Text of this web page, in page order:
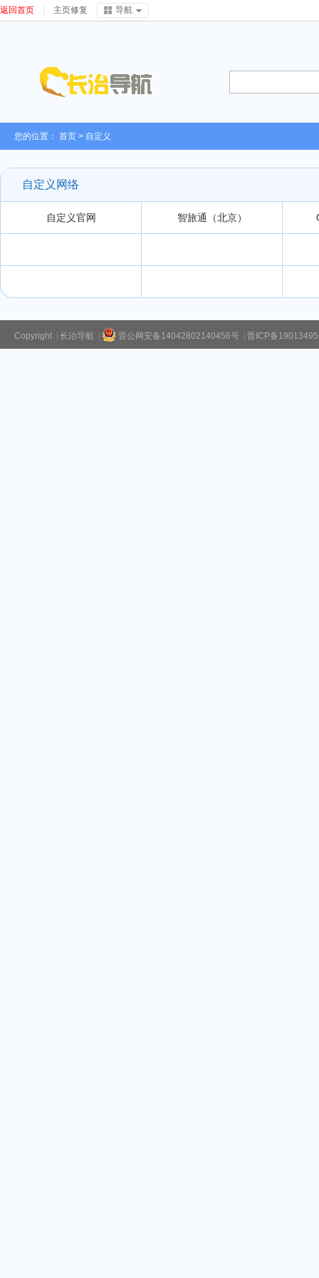
返回首页 主页修复 导航
您的位置： 首页 > 自定义
自定义网络
自定义官网 智旅通（北京）
Copyright | 长治导航 | 晋公网安备14042802140456号 | 晋ICP备